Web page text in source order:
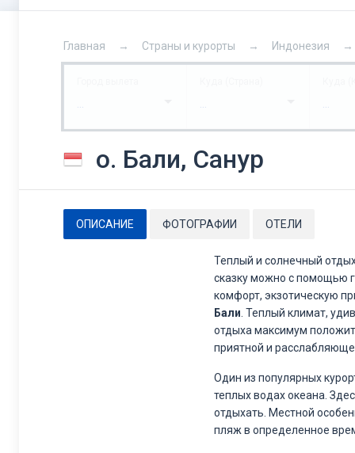
Главная Страны и курорты Индонезия
... ... ...
о. Бали, Санур
ОПИСАНИЕ ФОТОГРАФИИ ОТЕЛИ
Теплый и солнечный
сказку можно с помощью
комфорт, экзотическую
Бали . Теплый климат,
отдыха максимум
приятной и
Один из популярных
теплых водах океана.
отдыхать. Местной
пляж в определенное